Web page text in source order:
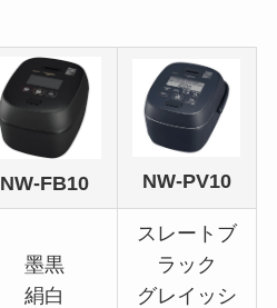
NW-FB10 NW-PV10
墨黒
絹白
スレートブ
ラック
グレイッシ